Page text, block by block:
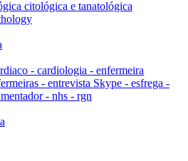
citológica e tanatológica
- cardiologia - enfermeira
- entrevista Skype - esfrega -
- nhs - rgn